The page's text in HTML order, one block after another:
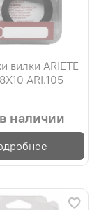
вилки ARIETE
ARI.105
наличии